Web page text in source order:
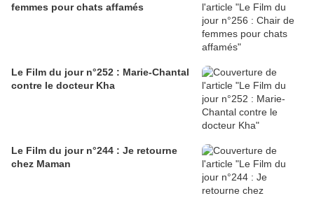
femmes pour chats affamés
Le Film du jour n°252 : Marie-Chantal
contre le docteur Kha
Le Film du jour n°244 : Je retourne
chez Maman